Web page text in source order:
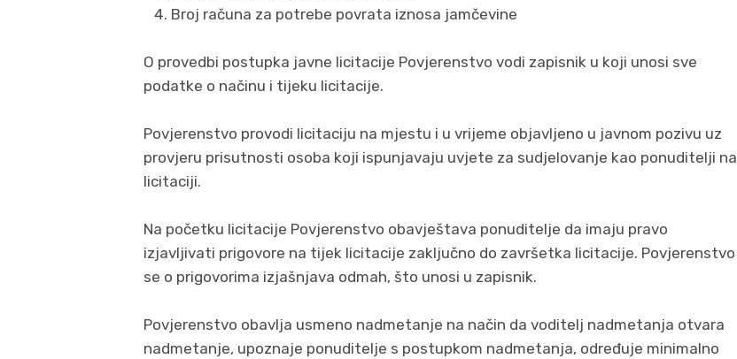
Broj računa za potrebe povrata iznosa jamčevine
O provedbi postupka javne licitacije Povjerenstvo vodi zapisnik u koji unosi sve
podatke o načinu i tijeku licitacije.
Povjerenstvo provodi licitaciju na mjestu i u vrijeme objavljeno u javnom pozivu uz
provjeru prisutnosti osoba koji ispunjavaju uvjete za sudjelovanje kao ponuditelji na
licitaciji.
Na početku licitacije Povjerenstvo obavještava ponuditelje da imaju pravo
izjavljivati prigovore na tijek licitacije zaključno do završetka licitacije. Povjerenstvo
se o prigovorima izjašnjava odmah, što unosi u zapisnik.
Povjerenstvo obavlja usmeno nadmetanje na način da voditelj nadmetanja otvara
nadmetanje, upoznaje ponuditelje s postupkom nadmetanja, određuje minimalno